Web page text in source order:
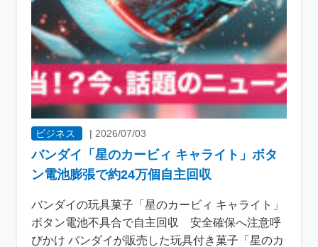
ビジネス | 2026/07/03
バンダイ「星のカービィ キャライト」ボタ
ン電池膨張で約24万個自主回収
バンダイの玩具菓子「星のカービィ キャライト」
ボタン電池不具合で自主回収 安全確保へ注意呼
びかけ バンダイが販売した玩具付き菓子「星のカ